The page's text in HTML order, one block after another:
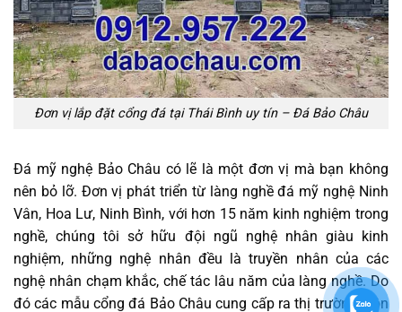
Đơn vị lắp đặt cổng đá tại Thái Bình uy tín – Đá Bảo Châu
Đá mỹ nghệ Bảo Châu có lẽ là một đơn vị mà bạn không
nên bỏ lỡ. Đơn vị phát triển từ làng nghề đá mỹ nghệ Ninh
Vân, Hoa Lư, Ninh Bình, với hơn 15 năm kinh nghiệm trong
nghề, chúng tôi sở hữu đội ngũ nghệ nhân giàu kinh
nghiệm, những nghệ nhân đều là truyền nhân của các
nghệ nhân chạm khắc, chế tác lâu năm của làng nghề. Do
đó các mẫu cổng đá Bảo Châu cung cấp ra thị trường luôn